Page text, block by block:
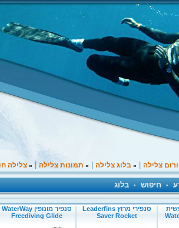
צלילה » בלוג צלילה » תמונות צלילה » צלילה
• חיפוש • בלוג